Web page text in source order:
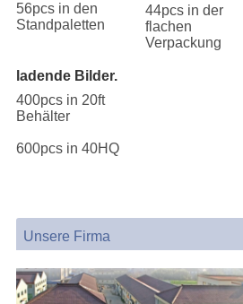
56pcs in den
Standpaletten
44pcs in der
flachen
Verpackung
ladende Bilder.
400pcs in 20ft
Behälter
600pcs in 40HQ
Unsere Firma